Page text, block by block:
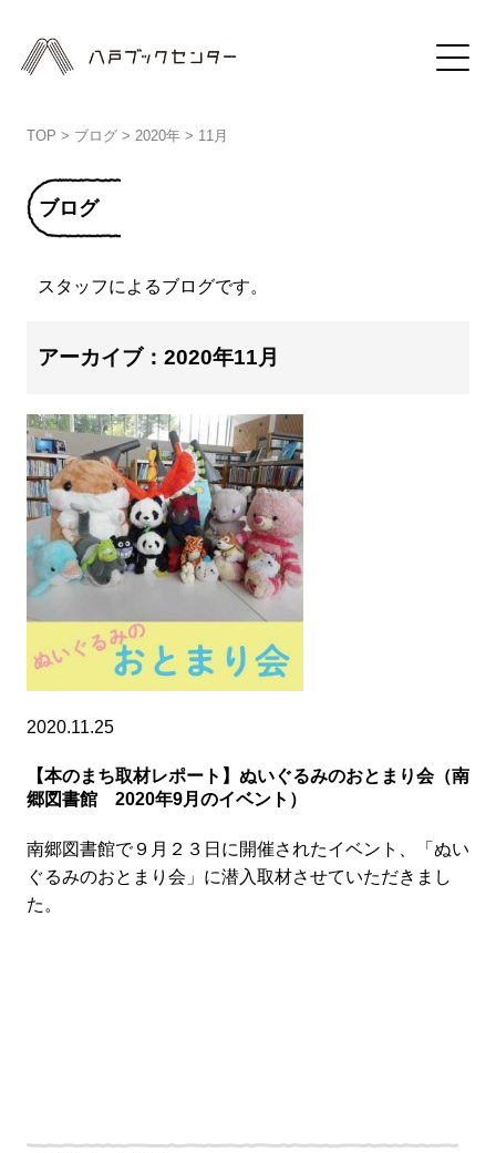
TOP > ブログ> 2020年> 11月
ブログ
スタッフによるブログです。
アーカイブ：2020年11月
2020.11.25
【本のまち取材レポート】ぬいぐるみのおとまり会（南
郷図書館 2020年9月のイベント）
南郷図書館で９月２３日に開催されたイベント、「ぬい
ぐるみのおとまり会」に潜入取材させていただきまし
た。